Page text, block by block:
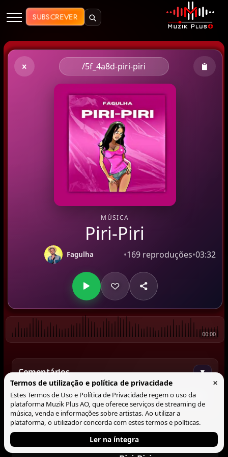
Muzik Plus AO - Streaming de
SUBSCREVER
/5f_4a8d-piri-piri
MÚSICA
Piri-Piri
Fagulha •169 reproduções•03:32
00:00
Comentários ▼
Comentar
Tocando agora
Termos de utilização e política de privacidade ×
Estes Termos de Uso e Política de Privacidade regem o uso da
plataforma Muzik Plus AO, que oferece serviços de streaming de
música, venda e informações sobre artistas. Ao utilizar a
plataforma, o utilizador concorda com estes termos e políticas.
Ler na íntegra